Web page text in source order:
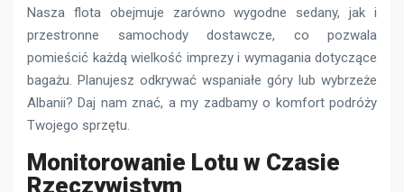
Nasza flota obejmuje zarówno wygodne sedany, jak i
przestronne samochody dostawcze, co pozwala
pomieścić każdą wielkość imprezy i wymagania dotyczące
bagażu. Planujesz odkrywać wspaniałe góry lub wybrzeże
Albanii? Daj nam znać, a my zadbamy o komfort podróży
Twojego sprzętu.
Monitorowanie Lotu w Czasie
Rzeczywistym